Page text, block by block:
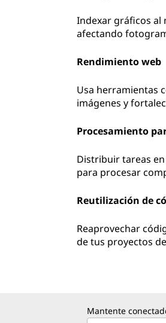
Indexar gráficos al
afectando
Rendimiento web
Usa herramientas
imágenes y
Procesamiento
Distribuir tareas
para procesar
Reutilización de
Reaprovechar
de tus proyectos
Mantente